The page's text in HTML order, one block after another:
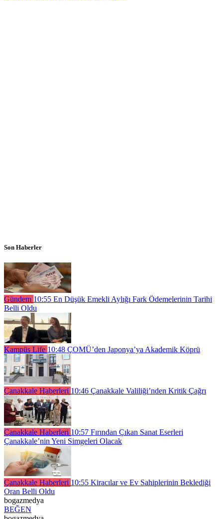
Son Haberler
Gündem 10:55 En Düşük Emekli Aylığı Fark Ödemelerinin Tarihi
Belli Oldu
Kampüs Life 10:48 ÇOMÜ’den Japonya’ya Akademik Köprü
Çanakkale Haberleri 10:46 Çanakkale Valiliği’nden Kritik Çağrı
Çanakkale Haberleri 10:57 Fırından Çıkan Sanat Eserleri
Çanakkale’nin Yeni Simgeleri Olacak
Çanakkale Haberleri 10:55 Kiracılar ve Ev Sahiplerinin Beklediği
Oran Belli Oldu
bogazmedya
BEĞEN